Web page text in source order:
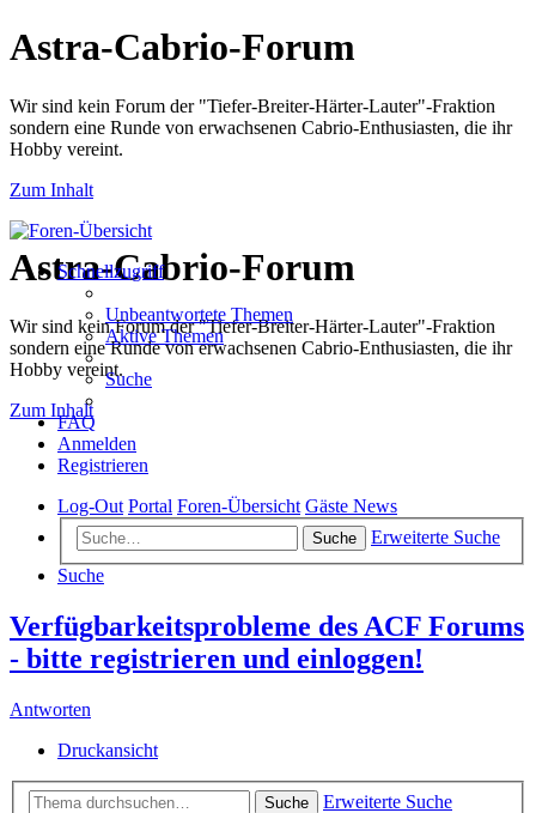
Astra-Cabrio-Forum
Wir sind kein Forum der "Tiefer-Breiter-Härter-Lauter"-Fraktion
sondern eine Runde von erwachsenen Cabrio-Enthusiasten, die ihr
Hobby vereint.
Zum Inhalt
Astra-Cabrio-Forum
Wir sind kein Forum der "Tiefer-Breiter-Härter-Lauter"-Fraktion
sondern eine Runde von erwachsenen Cabrio-Enthusiasten, die ihr
Hobby vereint.
Zum Inhalt
Schnellzugriff
Unbeantwortete Themen
Aktive Themen
Suche
FAQ
Anmelden
Registrieren
Log-Out Portal Foren-Übersicht Gäste News
Suche
Erweiterte Suche
Suche
Verfügbarkeitsprobleme des ACF Forums
- bitte registrieren und einloggen!
Antworten
Druckansicht
Suche
Erweiterte Suche